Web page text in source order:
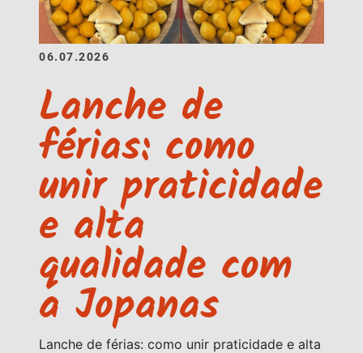
06.07.2026
Lanche de
férias: como
unir praticidade
e alta
qualidade com
a Jopanas
Lanche de férias: como unir praticidade e alta